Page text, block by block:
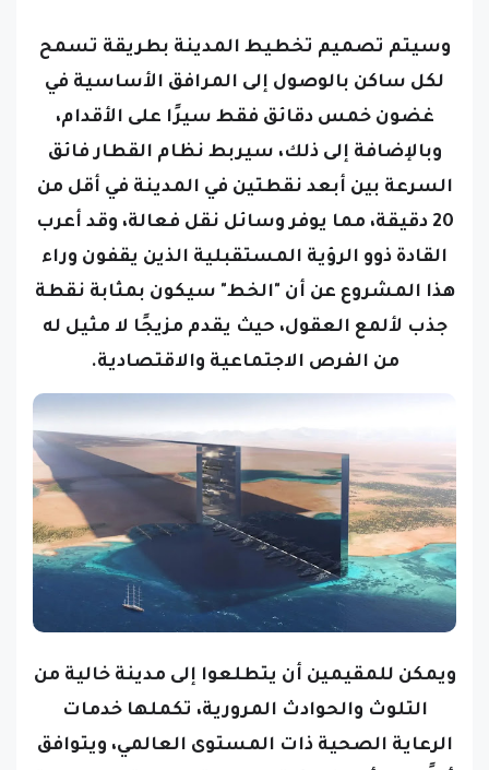
لكل ساكن بالوصول إلى المرافق الأساسية في
غضون خمس دقائق فقط سيرًا على الأقدام،
وبالإضافة إلى ذلك، سيربط نظام القطار فائق
السرعة بين أبعد نقطتين في المدينة في أقل من
20 دقيقة، مما يوفر وسائل نقل فعالة،
وقد أعرب
القادة ذوو الرؤية المستقبلية الذين يقفون وراء
هذا المشروع عن أن "الخط" سيكون بمثابة نقطة
جذب لألمع العقول، حيث يقدم مزيجًا لا مثيل له
من الفرص الاجتماعية والاقتصادية.
التلوث والحوادث المرورية، تكملها خدمات
الرعاية الصحية ذات المستوى العالمي،ويتوافق
أيضًا مع أهداف رؤية المملكة العربية السعودية